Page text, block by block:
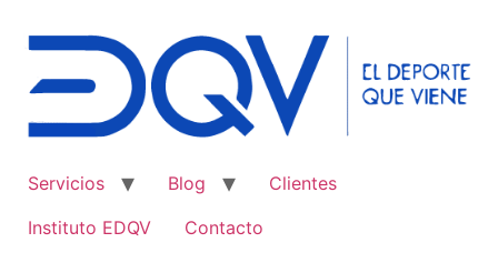
Servicios Blog
Clientes
Instituto EDQV
Contacto